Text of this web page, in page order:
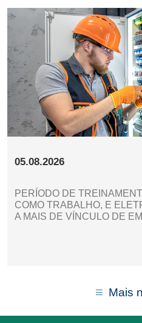
05.08.2026
PERÍODO DE
COMO TRABALHO, E
A MAIS DE VÍNCULO DE
Mais